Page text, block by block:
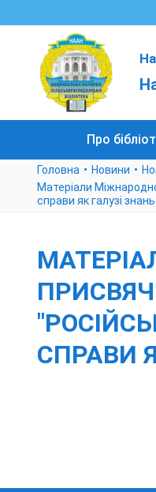
Про
Головна Новини
Матеріали
справи як галузі
СПРАВИ